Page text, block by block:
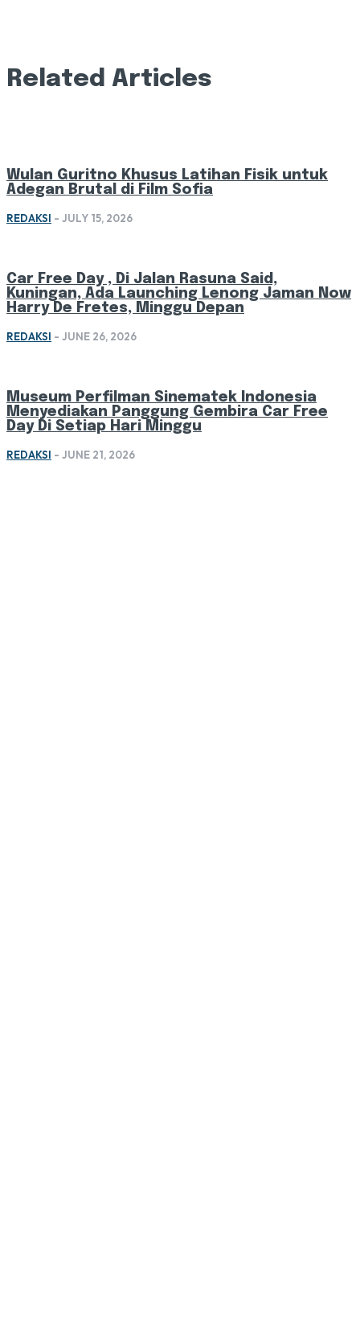
Related Articles
Wulan Guritno Khusus Latihan Fisik untuk
Adegan Brutal di Film Sofia
REDAKSI - JULY 15, 2026
Car Free Day , Di Jalan Rasuna Said,
Kuningan, Ada Launching Lenong Jaman Now
Harry De Fretes, Minggu Depan
REDAKSI - JUNE 26, 2026
Museum Perfilman Sinematek Indonesia
Menyediakan Panggung Gembira Car Free
Day Di Setiap Hari Minggu
REDAKSI - JUNE 21, 2026